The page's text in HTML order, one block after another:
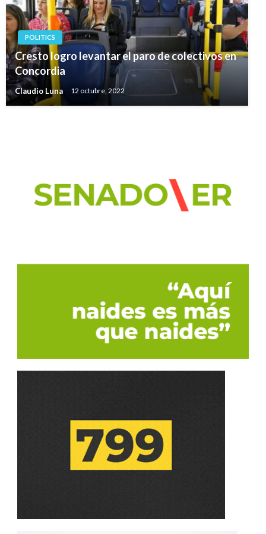
POLITICS
Cresto logro levantar el paro de colectivos en
Concordia
Claudio Luna 12 octubre, 2022